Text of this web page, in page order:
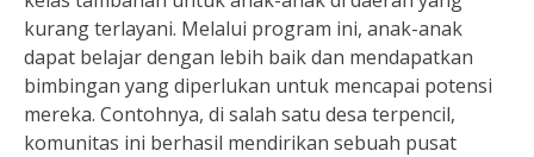
kurang terlayani. Melalui program ini, anak-anak
dapat belajar dengan lebih baik dan mendapatkan
bimbingan yang diperlukan untuk mencapai potensi
mereka. Contohnya, di salah satu desa terpencil,
komunitas ini berhasil mendirikan sebuah pusat